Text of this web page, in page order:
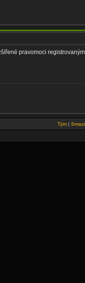
pravomoci
Tým |